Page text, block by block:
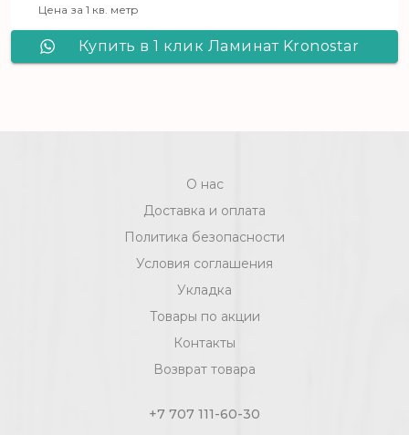
Цена за 1 кв. метр
Купить в 1 клик Ламинат Kronostar
О нас
Доставка и оплата
Политика безопасности
Условия соглашения
Укладка
Товары по акции
Контакты
Возврат товара
+7 707 111-60-30